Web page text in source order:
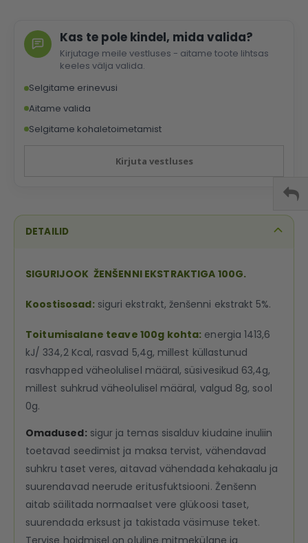
Kas te pole kindel, mida valida?
Kirjutage meile vestluses - aitame toote lihtsas
keeles välja valida.
Selgitame erinevusi
Aitame valida
Selgitame kohaletoimetamist
Kirjuta vestluses
DETAILID
SIGURIJOOK ŽENŠENNI EKSTRAKTIGA 100G.
Koostisosad:siguri ekstrakt, ženšenni ekstrakt 5%.
Toitumisalane teave 100g kohta: energia 1413,6
kJ/ 334,2 Kcal, rasvad 5,4g, millest küllastunud
rasvhapped väheolulisel määral, süsivesikud 63,4g,
millest suhkrud väheolulisel määral, valgud 8g, sool
0g.
Omadused:sigur ja temas sisalduv kiudaine inuliin
toetavad seedimist ja maksa tervist, vähendavad
suhkru taset veres, aitavad vähendada kehakaalu ja
suurendavad neerude eritusfuktsiooni. Ženšenn
aitab säilitada normaalset vere glükoosi taset,
suurendada erksust ja takistada väsimuse teket.